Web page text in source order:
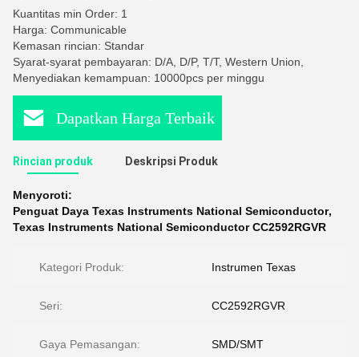
Kuantitas min Order: 1
Harga: Communicable
Kemasan rincian: Standar
Syarat-syarat pembayaran: D/A, D/P, T/T, Western Union,
Menyediakan kemampuan: 10000pcs per minggu
Dapatkan Harga Terbaik
Rincian produk Deskripsi Produk
Menyoroti:
Penguat Daya Texas Instruments National Semiconductor,
Texas Instruments National Semiconductor CC2592RGVR
Kategori Produk: Instrumen Texas
Seri: CC2592RGVR
Gaya Pemasangan: SMD/SMT